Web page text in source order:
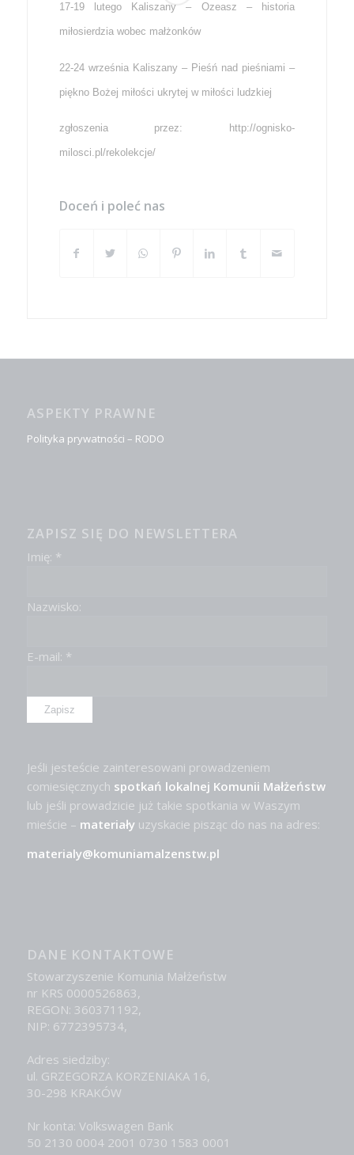
17-19 lutego Kaliszany – Ozeasz – historia
miłosierdzia wobec małżonków
22-24 września Kaliszany – Pieśń nad pieśniami –
piękno Bożej miłości ukrytej w miłości ludzkiej
zgłoszenia przez: http://ognisko-
milosci.pl/rekolekcje/
Doceń i poleć nas
ASPEKTY PRAWNE
Polityka prywatności – RODO
ZAPISZ SIĘ DO NEWSLETTERA
Imię: *
Nazwisko:
E-mail: *
Jeśli jesteście zainteresowani prowadzeniem
comiesięcznych spotkań lokalnej Komunii Małżeństw
lub jeśli prowadzicie już takie spotkania w Waszym
mieście – materiałyuzyskacie pisząc do nas na adres:
materialy@komuniamalzenstw.pl
DANE KONTAKTOWE
Stowarzyszenie Komunia Małżeństw
nr KRS 0000526863,
REGON: 360371192,
NIP: 6772395734,
Adres siedziby:
ul. GRZEGORZA KORZENIAKA 16,
30-298 KRAKÓW
Nr konta: Volkswagen Bank
50 2130 0004 2001 0730 1583 0001